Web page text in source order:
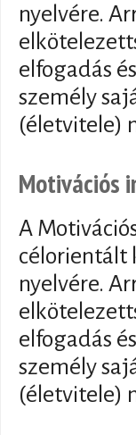
nyelvére.
elfogadás
személy
(életvitele)
Motivációs
A
célorientált
nyelvére.
elfogadás
személy
(életvitele)